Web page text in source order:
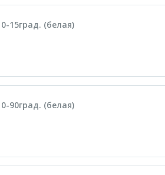
15град. (белая)
90град. (белая)